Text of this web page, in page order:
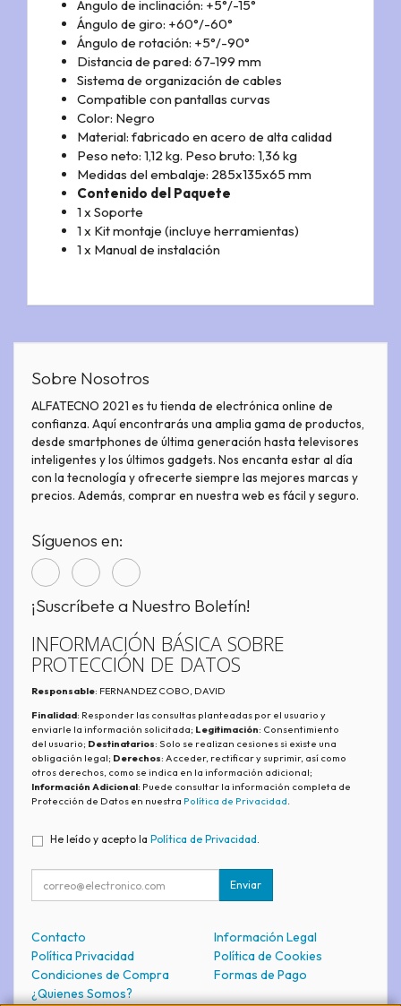
Ángulo de inclinación: +5°/-15°
Ángulo de giro: +60°/-60°
Ángulo de rotación: +5°/-90°
Distancia de pared: 67-199 mm
Sistema de organización de cables
Compatible con pantallas curvas
Color: Negro
Material: fabricado en acero de alta calidad
Peso neto: 1,12 kg. Peso bruto: 1,36 kg
Medidas del embalaje: 285x135x65 mm
Contenido del Paquete
1 x Soporte
1 x Kit montaje (incluye herramientas)
1 x Manual de instalación
Sobre Nosotros
ALFATECNO 2021 es tu tienda de electrónica online de
confianza. Aquí encontrarás una amplia gama de productos,
desde smartphones de última generación hasta televisores
inteligentes y los últimos gadgets. Nos encanta estar al día
con la tecnología y ofrecerte siempre las mejores marcas y
precios. Además, comprar en nuestra web es fácil y seguro.
Síguenos en:
¡Suscríbete a Nuestro Boletín!
INFORMACIÓN BÁSICA SOBRE
PROTECCIÓN DE DATOS
Responsable: FERNANDEZ COBO, DAVID
Finalidad: Responder las consultas planteadas por el usuario y
enviarle la información solicitada; Legitimación: Consentimiento
del usuario; Destinatarios: Solo se realizan cesiones si existe una
obligación legal; Derechos: Acceder, rectificar y suprimir, así como
otros derechos, como se indica en la información adicional;
Información Adicional: Puede consultar la información completa de
Protección de Datos en nuestra Política de Privacidad
He leído y acepto la Política de Privacidad.
Enviar
Contacto
Información Legal
Política Privacidad
Política de Cookies
Condiciones de Compra
Formas de Pago
¿Quienes Somos?